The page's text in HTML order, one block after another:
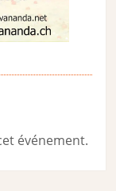
événement.